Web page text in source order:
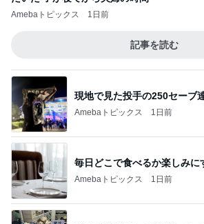
Amebaトピックス 1日前
記事を読む
現地で見た投手の250セーブ
Amebaトピックス 1日前
毎日どこで食べるか楽しみに
Amebaトピックス 1日前